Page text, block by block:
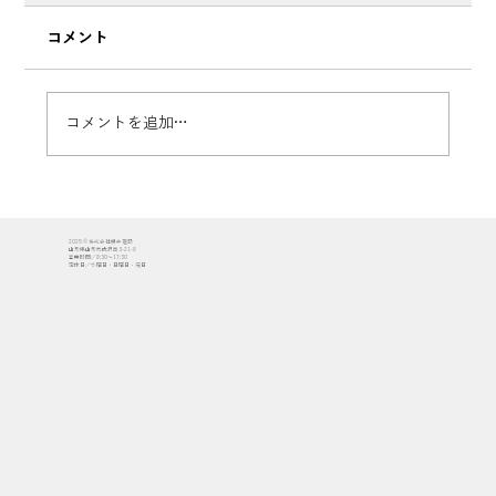
ーインクルーシブプレイス コパルで「子
コメント
コメントを追加…
2025 © 株式会社櫻井建設
山形県山形市成沢西3-21-8
営業時間／8:30〜17:30
定休日／水曜日・日曜日・祝日